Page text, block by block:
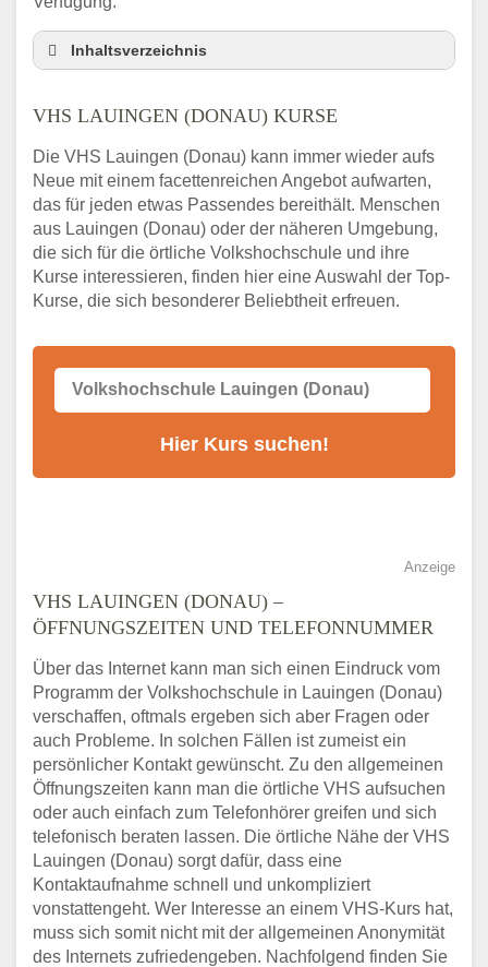
Inhaltsverzeichnis
Umgebung
Abendschule Lauingen (Donau) Kurssuche
VHS Lauingen (Donau) Kurse
VHS Lauingen (Donau) – Öffnungszeiten
und Telefonnummer
Stellenangebote der Volkshochschule
Lauingen (Donau)
Alternativen zum VHS Programm 2026 in
VHS LAUINGEN (DONAU) KURSE
Die VHS Lauingen (Donau) kann immer wieder aufs
Neue mit einem facettenreichen Angebot aufwarten,
das für jeden etwas Passendes bereithält. Menschen
aus Lauingen (Donau) oder der näheren Umgebung,
die sich für die örtliche Volkshochschule und ihre
Kurse interessieren, finden hier eine Auswahl der Top-
Kurse, die sich besonderer Beliebtheit erfreuen.
Anzeige
VHS LAUINGEN (DONAU) –
ÖFFNUNGSZEITEN UND TELEFONNUMMER
Über das Internet kann man sich einen Eindruck vom
Programm der Volkshochschule in Lauingen (Donau)
verschaffen, oftmals ergeben sich aber Fragen oder
auch Probleme. In solchen Fällen ist zumeist ein
persönlicher Kontakt gewünscht. Zu den allgemeinen
Öffnungszeiten kann man die örtliche VHS aufsuchen
oder auch einfach zum Telefonhörer greifen und sich
telefonisch beraten lassen. Die örtliche Nähe der VHS
Lauingen (Donau) sorgt dafür, dass eine
Kontaktaufnahme schnell und unkompliziert
vonstattengeht. Wer Interesse an einem VHS-Kurs hat,
muss sich somit nicht mit der allgemeinen Anonymität
des Internets zufriedengeben. Nachfolgend finden Sie